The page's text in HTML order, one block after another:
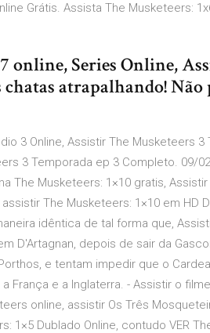
Grátis. Assista The Musketeers:
online, Series Online,
atrapalhando! Não
3 Online, Assistir The Musketeers 3
3 Temporada ep 3 Completo. 09/
The Musketeers: 1×10 gratis, Assistir
The Musketeers: 1×10 em HD
idêntica de tal forma que,
D'Artagnan, depois de sair da
e tentam impedir que o
França e a Inglaterra. - Assistir o
online, assistir Os Três
1×5 Dublado Online, contudo VER